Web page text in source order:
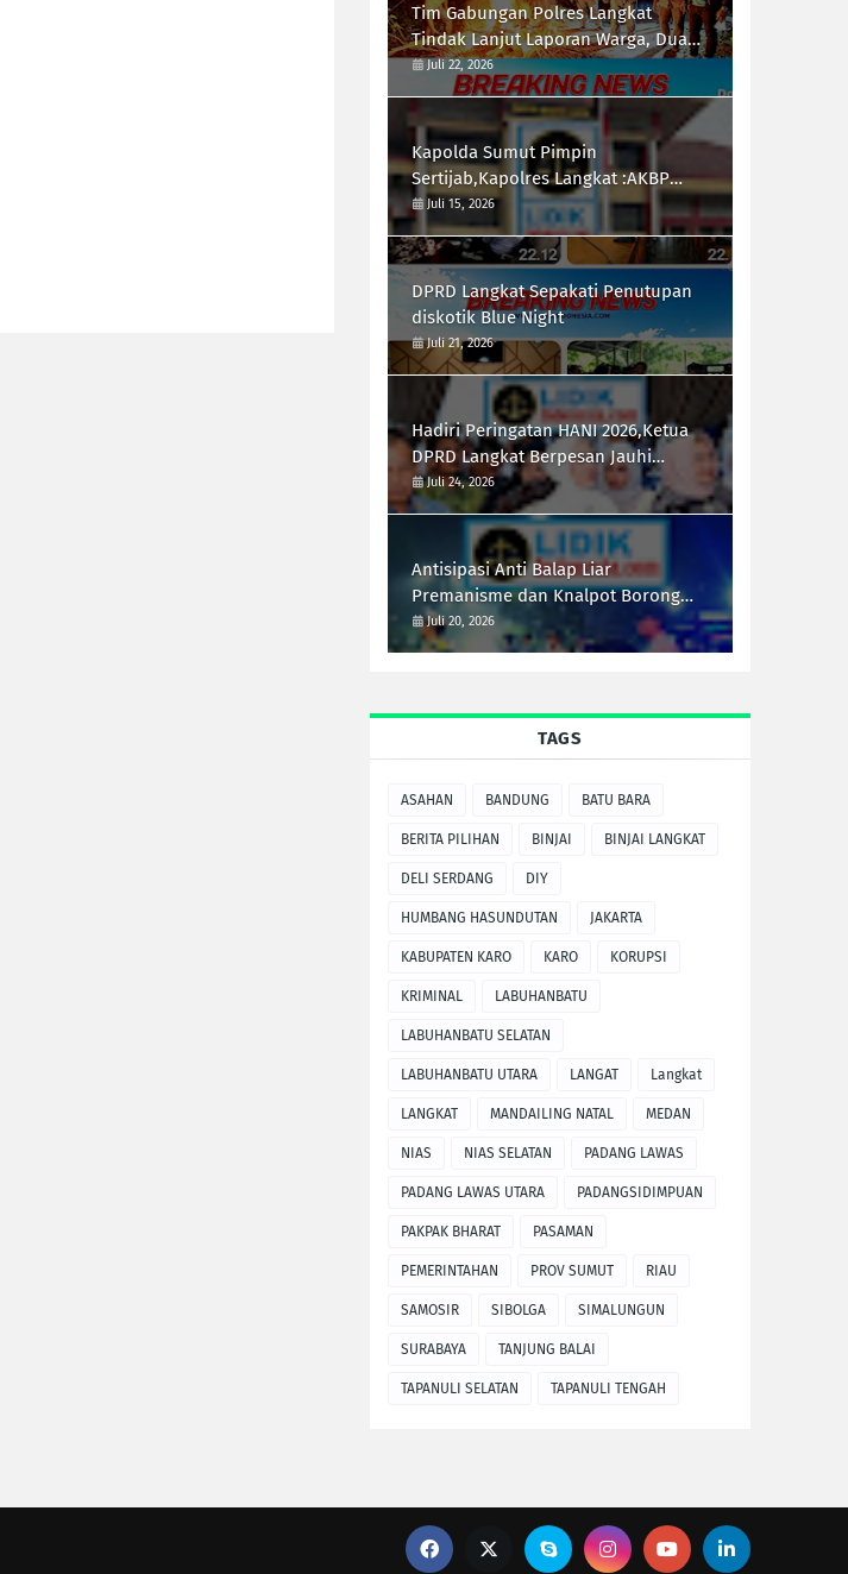
Tim Gabungan Polres Langkat
Tindak Lanjut Laporan Warga, Dua
Titik di Duga Lokasi Penyalah
Gunaan Narkoba di Desa Bubun di
Musnahkan
Juli 22, 2026
Kapolda Sumut Pimpin
Sertijab,Kapolres Langkat :AKBP
Hannry PH.Tambunan S.E ,S.I.K,
Resmi Menjabat
Juli 15, 2026
DPRD Langkat Sepakati Penutupan
diskotik Blue Night
Juli 21, 2026
Hadiri Peringatan HANI 2026,Ketua
DPRD Langkat Berpesan Jauhi
Narkotika
Juli 24, 2026
Antisipasi Anti Balap Liar
Premanisme dan Knalpot Borong
Tim UKL Polres Langkat Laksanakan
Patroli Malam
Juli 20, 2026
TAGS
ASAHAN BANDUNG BATU BARA
BERITA PILIHAN BINJAI BINJAI LANGKAT
DELI SERDANG DIY
HUMBANG HASUNDUTAN JAKARTA
KABUPATEN KARO KARO KORUPSI
KRIMINAL LABUHANBATU
LABUHANBATU SELATAN
LABUHANBATU UTARA LANGAT Langkat
LANGKAT MANDAILING NATAL MEDAN
NIAS NIAS SELATAN PADANG LAWAS
PADANG LAWAS UTARA PADANGSIDIMPUAN
PAKPAK BHARAT PASAMAN
PEMERINTAHAN PROV SUMUT RIAU
SAMOSIR SIBOLGA SIMALUNGUN
SURABAYA TANJUNG BALAI
TAPANULI SELATAN TAPANULI TENGAH